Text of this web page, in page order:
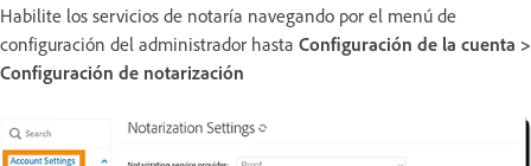
Habilite los servicios de notaría navegando por el menú de
configuración del administrador hasta Configuración de la cuenta >
Configuración de notarización